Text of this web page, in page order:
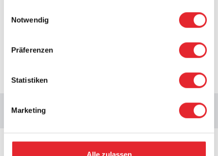
Notwendig
Präferenzen
Statistiken
Marketing
Laden Sie einen Kurzbericht mit Schwerpunkt auf
Artikel herunterladen